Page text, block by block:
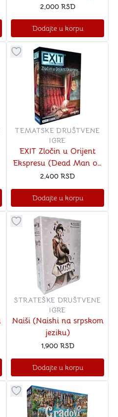
(Splendor The Sun Never
Sets na srpskom jeziku)
2,000 RSD
Dodajte u korpu
u kategoriju omiljeno
Dugme za dodavanje stvari
TEMATSKE DRUŠTVENE
IGRE
EXIT Zločin u Orijent
Ekspresu (Dead Man on
the Orient Express na
srpskom jeziku)
2,400 RSD
Dodajte u korpu
u kategoriju omiljeno
Dugme za dodavanje stvari
STRATEŠKE DRUŠTVENE
IGRE
Naiši (Naishi na srpskom
jeziku)
1,900 RSD
Dodajte u korpu
u kategoriju omiljeno
Dugme za dodavanje stvari